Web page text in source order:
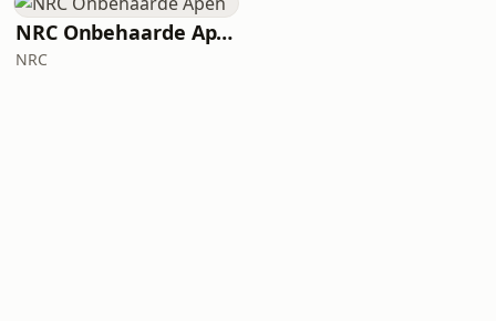
NRC Onbehaarde Apen
NRC